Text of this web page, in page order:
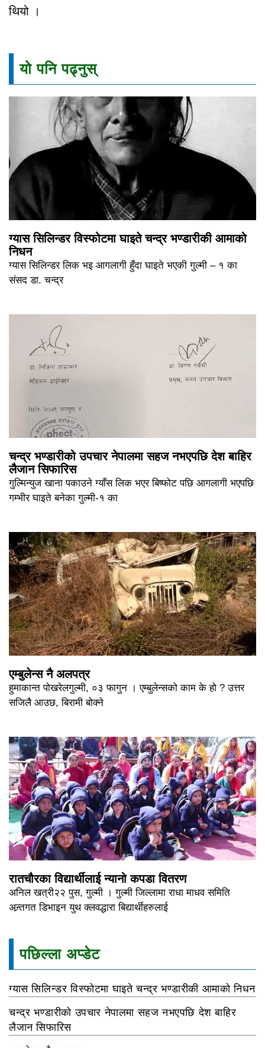
थियो ।
यो पनि पढ्नुस्
ग्यास सिलिन्डर विस्फोटमा घाइते चन्द्र भण्डारीकी आमाको
निधन
ग्यास सिलिन्डर लिक भइ आगलागी हुँदा घाइते भएकी गुल्मी – १ का
संसद डा. चन्द्र
चन्द्र भण्डारीको उपचार नेपालमा सहज नभएपछि देश बाहिर
लैजान सिफारिस
गुल्मिन्युज खाना पकाउने ग्याँस लिक भएर बिष्फोट पछि आगलागी भएपछि
गम्भीर घाइते बनेका गुल्मी-१ का
एम्बुलेन्स नै अलपत्र
हुमाकान्त पोखरेलगुल्मी, ०३ फागुन । एम्बुलेन्सको काम के हो ? उत्तर
सजिलै आउछ, बिरामी बोक्ने
रातचौरका विद्यार्थीलाई न्यानो कपडा वितरण
अनिल खत्री२२ पुस, गुल्मी । गुल्मी जिल्लामा राधा माधव समिति
अन्र्तगत डिभाइन युथ क्लवद्धारा बिद्यार्थीहरुलाई
पछिल्ला अप्डेट
ग्यास सिलिन्डर विस्फोटमा घाइते चन्द्र भण्डारीकी आमाको निधन
चन्द्र भण्डारीको उपचार नेपालमा सहज नभएपछि देश बाहिर
लैजान सिफारिस